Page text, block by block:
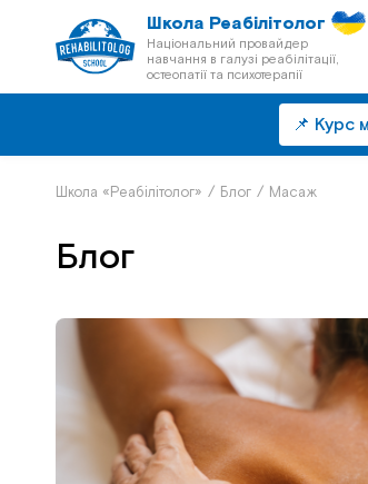
Школа Реабілітолог
Національний провайдер
навчання в галузі реабілітації,
остеопатії та психотерапії
📌 Курс
Школа «Реабілітолог» / Блог / Масаж
Блог